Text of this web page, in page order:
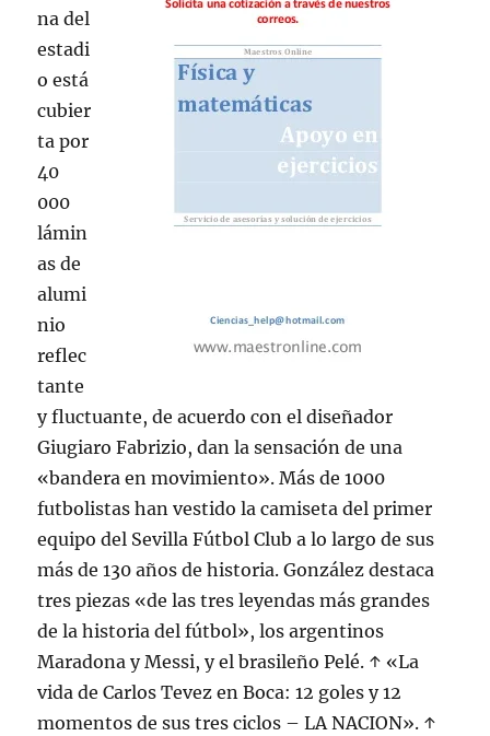
na del
estadi
o está
cubier
ta por
40
000
lámin
as de
alumi
nio
reflec
tante
y fluctuante, de acuerdo con el diseñador
Giugiaro Fabrizio, dan la sensación de una
«bandera en movimiento». Más de 1000
futbolistas han vestido la camiseta del primer
equipo del Sevilla Fútbol Club a lo largo de sus
más de 130 años de historia. González destaca
tres piezas «de las tres leyendas más grandes
de la historia del fútbol», los argentinos
Maradona y Messi, y el brasileño Pelé. ↑ «La
vida de Carlos Tevez en Boca: 12 goles y 12
momentos de sus tres ciclos – LA NACION». ↑